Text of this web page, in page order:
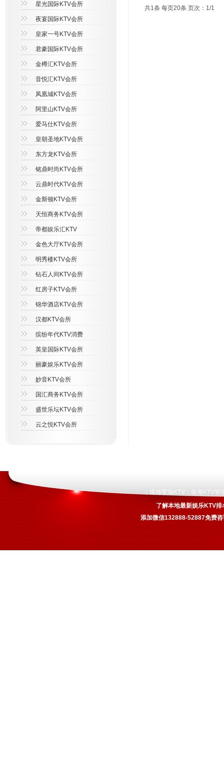
共1条 每页20条 页次：1/1
星光国际KTV会所
夜宴国际KTV会所
皇家一号KTV会所
君豪国际KTV会所
金樽汇KTV会所
音悦汇KTV会所
凤凰城KTV会所
阿里山KTV会所
爱马仕KTV会所
皇朝圣地KTV会所
东方龙KTV会所
铭鼎时尚KTV会所
云鼎时代KTV会所
金斯顿KTV会所
天恒商务KTV会所
帝都娱乐汇KTV
金色大厅KTV会所
明秀楼KTV会所
钻石人间KTV会所
红房子KTV会所
锦华酒店KTV会所
汉都KTV会所
缤纷年代KTV消费
英皇国际KTV会所
丽豪娱乐KTV会所
妙音KTV会所
国汇商务KTV会所
盛世乐坛KTV会所
云之悦KTV会所
珠海荤场KTV
珠海KTV荤
了解本地最新娱乐KTV
添加微信132888-52887免费